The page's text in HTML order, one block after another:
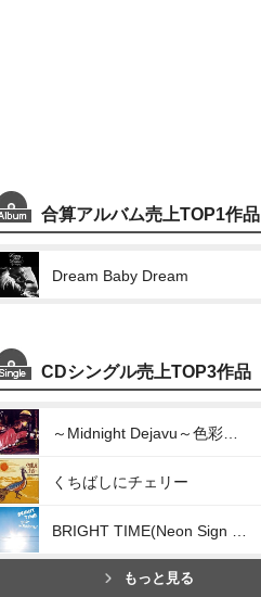
合算アルバム売上TOP1作品
Dream Baby Dream
CDシングル売上TOP3作品
くちばしにチェリー
もっと見る